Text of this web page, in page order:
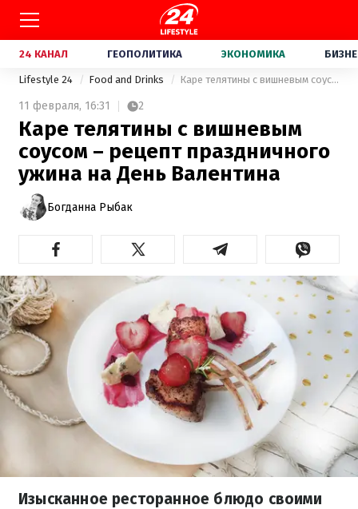
24 КАНАЛ ГЕОПОЛИТИКА ЭКОНОМИКА
Lifestyle 24 Food and Drinks Каре телятины с вишневым соусом – рецепт праздничного ужина на День Валентина
11 февраля, 16:31 2
Каре телятины с вишневым
соусом – рецепт праздничного
ужина на День Валентина
Богданна Рыбак
Изысканное ресторанное блюдо своими